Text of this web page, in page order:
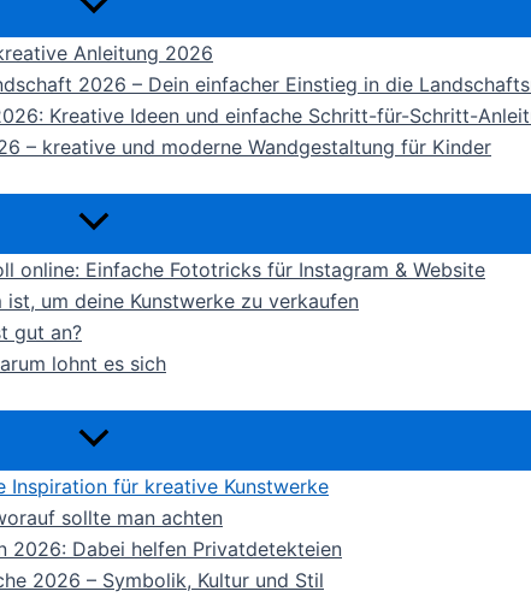
Anleitung 2026
2026 – Dein einfacher Einstieg in die
Kreative Ideen und einfache Schritt-für-Schritt-
– kreative und moderne Wandgestaltung für Kinder
online: Einfache Fototricks für Instagram & Website
um deine Kunstwerke zu verkaufen
gut an?
lohnt es sich
Inspiration für kreative Kunstwerke
sollte man achten
2026: Dabei helfen Privatdetekteien
2026 – Symbolik, Kultur und Stil